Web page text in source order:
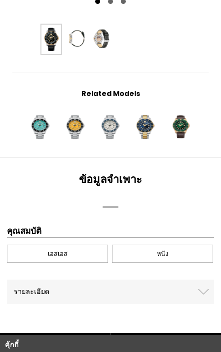
คุ้กกี้
Related Models
ข้อมูลจำเพาะ
คุณสมบัติ
เอสเอส หนัง
รายละเอียด